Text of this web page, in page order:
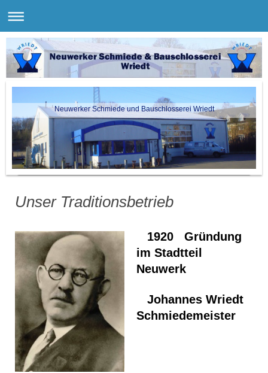
Neuwerker Schmiede und Bauschlosserei Wriedt
Unser Traditionsbetrieb
1920 Gründung
im Stadtteil
Neuwerk
Johannes Wriedt
Schmiedemeister